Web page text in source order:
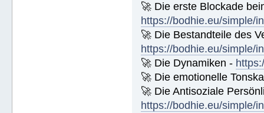
🚀 Die erste Blockade
https://bodhie.eu/simple/
🚀 Die Bestandteile des
https://bodhie.eu/simple/
🚀 Die Dynamiken -
🚀 Die emotionelle
🚀 Die Antisoziale
https://bodhie.eu/simple/